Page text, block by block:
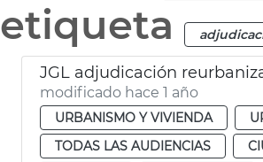
etiqueta
modificado hace 1 año
URBANISMO Y VIVIENDA
TODAS LAS AUDIENCIAS